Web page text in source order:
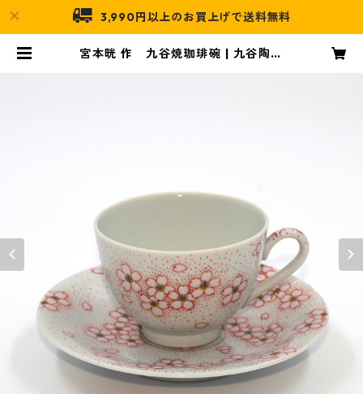
3,990円以上のお買上げで送料無料
宮本晄 作 九谷焼珈琲碗 | 九谷陶泉